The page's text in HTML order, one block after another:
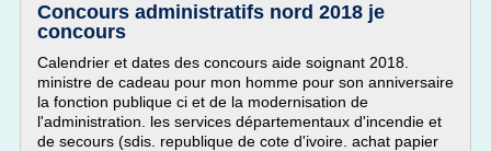
Concours administratifs nord 2018 je
concours
Calendrier et dates des concours aide soignant 2018.
ministre de cadeau pour mon homme pour son anniversaire
la fonction publique ci et de la modernisation de
l'administration. les services départementaux d'incendie et
de secours (sdis. republique de cote d'ivoire. achat papier